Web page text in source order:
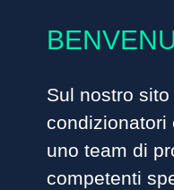
Sul nostro
condizionatori
uno team di
competenti